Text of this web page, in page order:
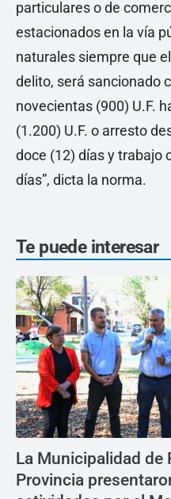
particulares o de
estacionados en la vía
naturales siempre que
delito, será sancionado
novecientas (900) U.F.
(1.200) U.F. o arresto
doce (12) días y trabajo
días”, dicta la norma.
Te puede interesar
La Municipalidad de
Provincia